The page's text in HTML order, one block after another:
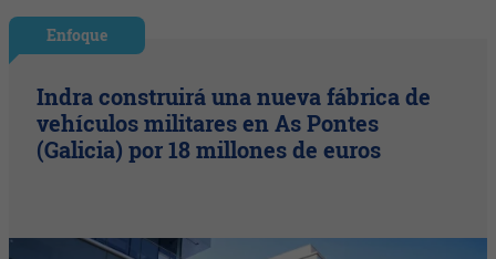
Enfoque
Indra construirá una nueva fábrica de
vehículos militares en As Pontes
(Galicia) por 18 millones de euros